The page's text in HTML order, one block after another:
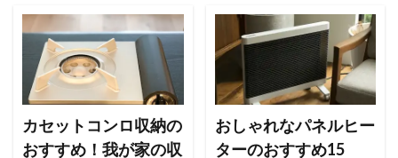
カセットコンロ収納の
おすすめ！我が家の収
おしゃれなパネルヒー
ターのおすすめ15
マニュアル
ホテル トラベル
トイレ
ダイエット
キッチン
インテリア
アメリカ
訪問記